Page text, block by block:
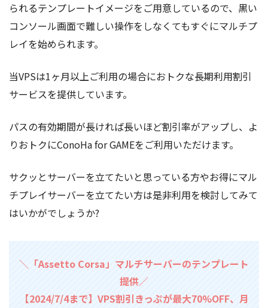
られるテンプレートイメージをご用意しているので、黒い
コンソール画面で難しい操作をしなくてもすぐにマルチプ
レイを始められます。
当VPSは1ヶ月以上ご利用の場合におトクな長期利用割引
サービスを提供しています。
パスの有効期間が長ければ長いほど割引率がアップし、よ
りおトクにConoHa for GAMEをご利用いただけます。
サクッとサーバーを立てたいと思っている方やお得にマル
チプレイサーバーを立てたい方は是非利用を検討してみて
はいかがでしょうか?
＼「Assetto Corsa」マルチサーバーのテンプレート
提供／
【2024/7/4まで】VPS割引きっぷが最大70%OFF、月